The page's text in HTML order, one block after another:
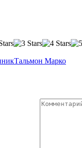
Тальмон Марко